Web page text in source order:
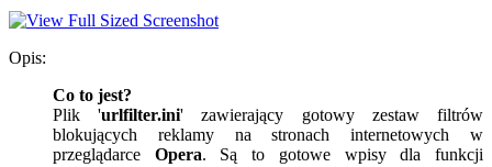
Opis:
Co to jest?
Plik 'urlfilter.ini' zawierający gotowy zestaw filtrów
blokujących reklamy na stronach internetowych w
przeglądarce Opera. Są to gotowe wpisy dla funkcji